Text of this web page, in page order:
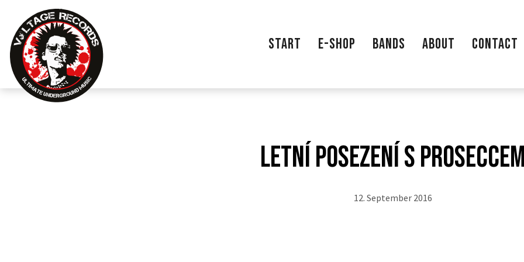
START E-SHOP BANDS ABOUT CONTACT
Letní posezení s Proseccem
12. September 2016